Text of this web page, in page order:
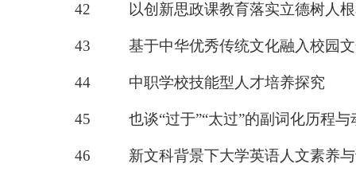
42 以创新思政课教育落实立德树人
43 基于中华优秀传统文化融入校园
44 中职学校技能型人才培养探究
45 也谈“过于”“太过”的副词化历程与
46 新文科背景下大学英语人文素养